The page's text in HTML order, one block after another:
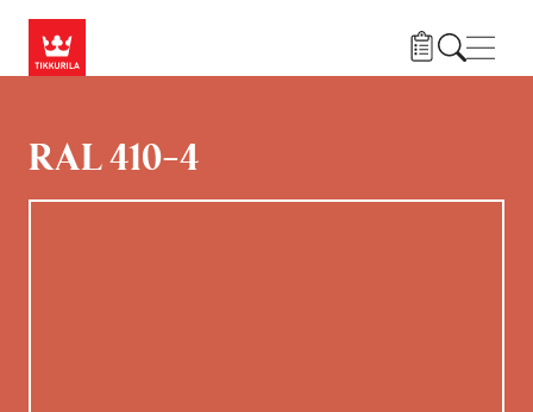
RAL 410-4